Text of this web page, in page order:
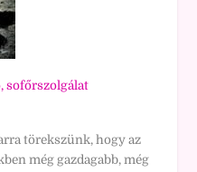
sofőrszolgálat
törekszünk, hogy az
még gazdagabb, még